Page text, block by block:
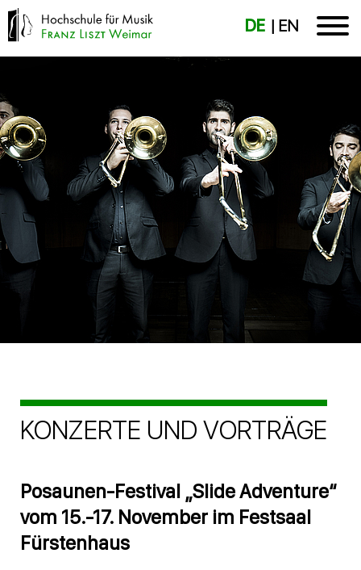
DE EN
KONZERTE UND VORTRÄGE
Posaunen-Festival „Slide Adventure“
vom 15.-17. November im Festsaal
Fürstenhaus